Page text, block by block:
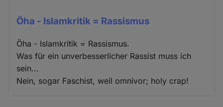
Öha - Islamkritik = Rassismus
Öha - Islamkritik = Rassismus.
Was für ein unverbesserlicher Rassist muss ich
sein...
Nein, sogar Faschist, weil omnivor; holy crap!